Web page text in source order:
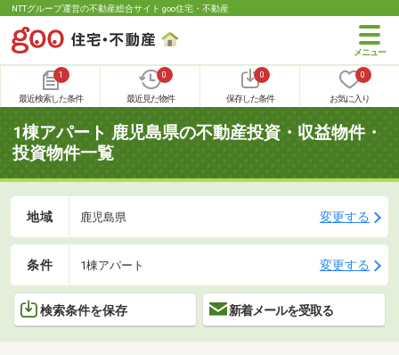
NTTグループ運営の不動産総合サイト goo住宅・不動産
1
最近検索した条件
0
最近見た物件
0
保存した条件
0
お気に入り
1棟アパート 鹿児島県の不動産投資・収益物件・
投資物件一覧
地域 鹿児島県 変更する
条件 1棟アパート 変更する
検索条件を保存 新着メールを受取る